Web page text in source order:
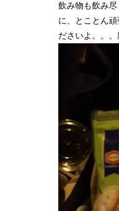
飲み物も飲み
に、とことん
ださいよ。。。